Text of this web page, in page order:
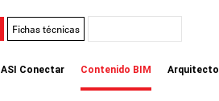
Fichas técnicas
ASI Conectar Contenido BIM Arquitecto